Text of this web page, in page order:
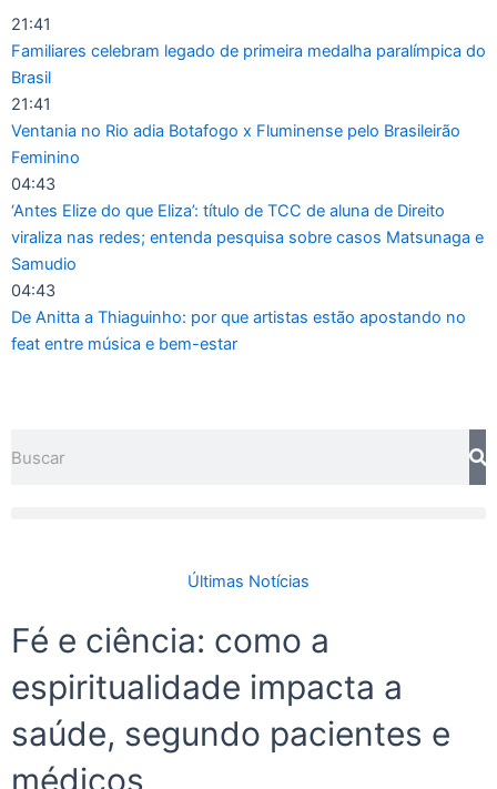
21:41
Familiares celebram legado de primeira medalha paralímpica do
Brasil
21:41
Ventania no Rio adia Botafogo x Fluminense pelo Brasileirão
Feminino
04:43
‘Antes Elize do que Eliza’: título de TCC de aluna de Direito
viraliza nas redes; entenda pesquisa sobre casos Matsunaga e
Samudio
04:43
De Anitta a Thiaguinho: por que artistas estão apostando no
feat entre música e bem-estar
Últimas Notícias
Fé e ciência: como a
espiritualidade impacta a
saúde, segundo pacientes e
médicos